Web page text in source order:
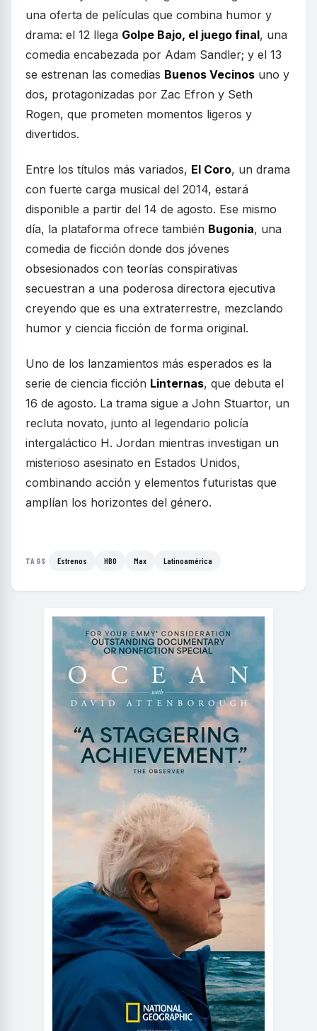
una oferta de películas que combina humor y
drama: el 12 llega Golpe Bajo, el juego final, una
comedia encabezada por Adam Sandler; y el 13
se estrenan las comedias Buenos Vecinos uno y
dos, protagonizadas por Zac Efron y Seth
Rogen, que prometen momentos ligeros y
divertidos.
Entre los títulos más variados, El Coro, un drama
con fuerte carga musical del 2014, estará
disponible a partir del 14 de agosto. Ese mismo
día, la plataforma ofrece también Bugonia, una
comedia de ficción donde dos jóvenes
obsesionados con teorías conspirativas
secuestran a una poderosa directora ejecutiva
creyendo que es una extraterrestre, mezclando
humor y ciencia ficción de forma original.
Uno de los lanzamientos más esperados es la
serie de ciencia ficción Linternas, que debuta el
16 de agosto. La trama sigue a John Stuartor, un
recluta novato, junto al legendario policía
intergaláctico H. Jordan mientras investigan un
misterioso asesinato en Estados Unidos,
combinando acción y elementos futuristas que
amplían los horizontes del género.
TAGS Estrenos HBO Max Latinoamérica